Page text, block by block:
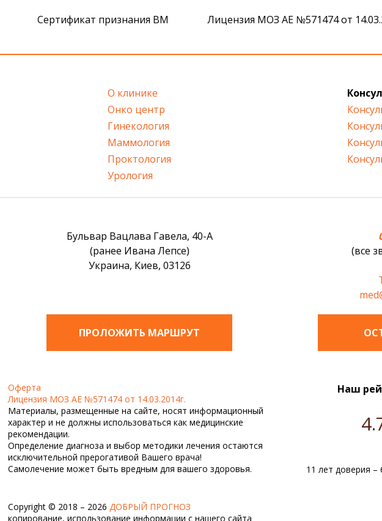
Сертификат признания ВМ Лицензия МОЗ АЕ №571474 от
О клинике
Онко центр
Гинекология
Маммология
Проктология
Урология
Бульвар Вацлава Гавела, 40-А
(ранее Ивана Лепсе)
Украина, Киев, 03126
ПРОЛОЖИТЬ МАРШРУТ
(все
Оферта
Лицензия МОЗ АЕ №571474 от 14.03.2014г.
Материалы, размещенные на сайте, носят информационный
характер и не должны использоваться как медицинские
рекомендации.
Определение диагноза и выбор методики лечения остаются
исключительной прерогативой Вашего врача!
Самолечение может быть вредным для вашего здоровья.
Copyright © 2018 – 2026ДОБРЫЙ ПРОГНОЗ
копирование, использование информации с нашего сайта
Наш
11 лет доверия –